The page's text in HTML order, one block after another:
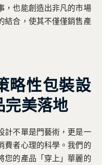
，也能創造出非凡的市場
結合，使其不僅僅銷售產
略性包裝設
完美落地
計不單是門藝術，更是一
費者心理的科學。我們的
您的產品「穿上」華麗的